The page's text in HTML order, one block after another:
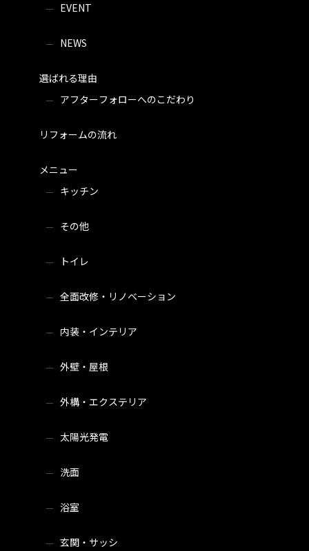
EVENT
NEWS
選ばれる理由
アフターフォローへのこだわり
リフォームの流れ
メニュー
キッチン
その他
トイレ
全面改修・リノベーション
内装・インテリア
外壁・屋根
外構・エクステリア
太陽光発電
洗面
浴室
玄関・サッシ